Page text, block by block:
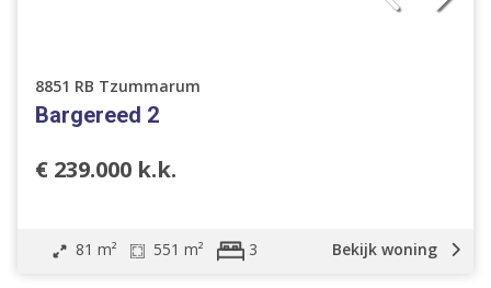
8851 RB Tzummarum
Bargereed 2
€ 239.000 k.k.
81 m² 551 m² 3 Bekijk woning